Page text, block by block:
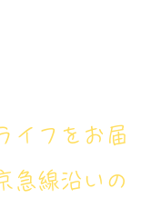
イフをお届
急線沿いの